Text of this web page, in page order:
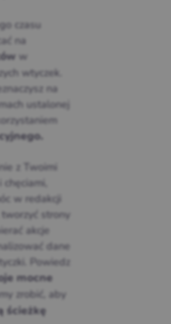
czasu
na
w
wtyczek.
na
ustalonej
z Twoimi
w redakcji
, tworzyć strony
akcje
dane
Powiedz
mocne
zrobić, aby
ścieżkę